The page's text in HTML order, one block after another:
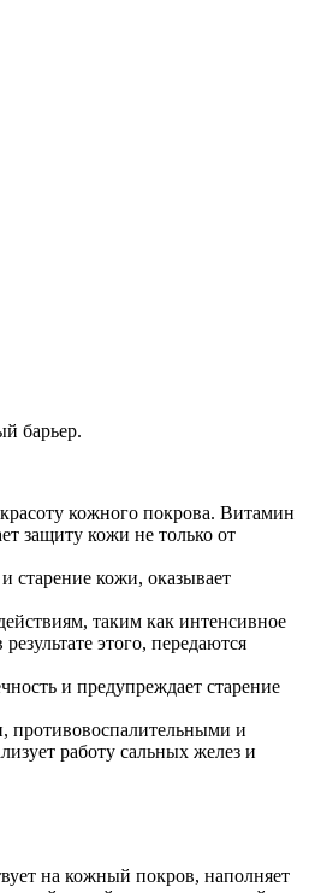
барьер.
кожного покрова. Витамин
защиту кожи не только от
старение кожи, оказывает
таким как интенсивное
этого, передаются
и предупреждает старение
противовоспалительными и
работу сальных желез и
на кожный покров, наполняет